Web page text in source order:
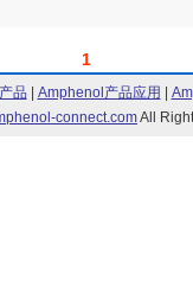
1
品 Amphenol产品应用
connect.comAll